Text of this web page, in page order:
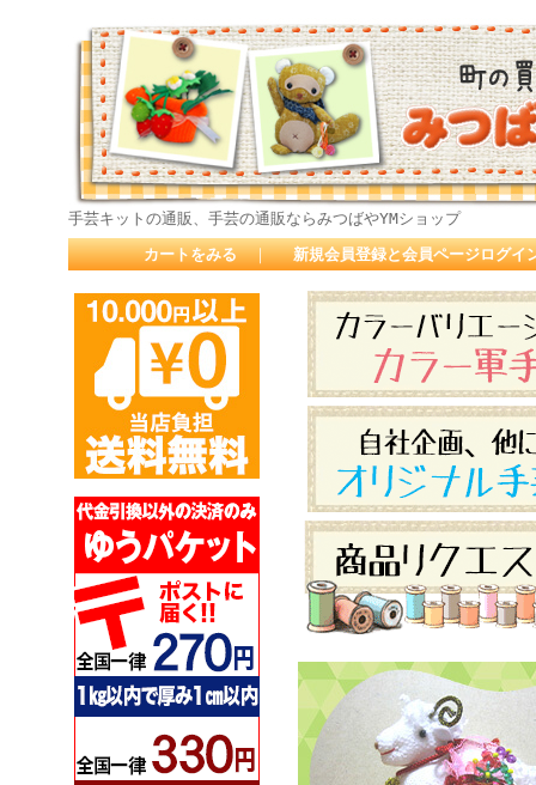
手芸キットの通販、手芸の通販ならみつばやYMショップ
カートをみる ｜ 新規会員登録と会員ページログイ